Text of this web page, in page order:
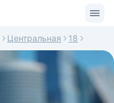
Центральная 18